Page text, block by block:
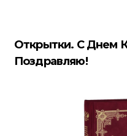
Открытки. С Днем
Поздравляю!